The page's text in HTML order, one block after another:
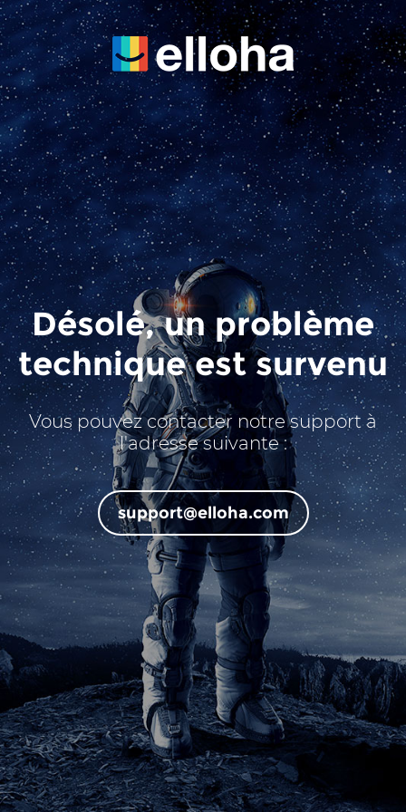
Désolé, un problème
technique est survenu
Vous pouvez contacter notre support à
l'adresse suivante :
support@elloha.com